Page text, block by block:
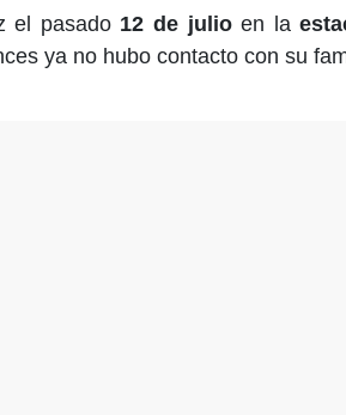
el pasado 12 de julioen la
ya no hubo contacto con su